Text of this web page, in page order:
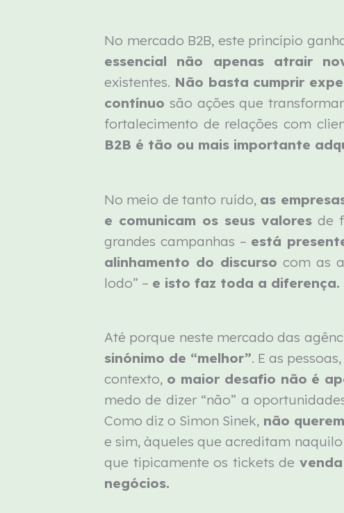
No mercado B2B, este princípio
essencial não apenas atrair
existentes. Não basta cumprir
contínuo são ações que
fortalecimento de relações com
B2B é tão ou mais importante
No meio de tanto ruído, as
e comunicam os seus valoresde
grandes campanhas – está
alinhamento do discurso com as
lodo” – e isto faz toda a diferença.
Até porque neste mercado das
sinónimo de “melhor”. E as
contexto, o maior desafio não é
medo de dizer “não” a
Como diz o Simon Sinek, não
e sim, àqueles que acreditam
que tipicamente os tickets de
negócios.